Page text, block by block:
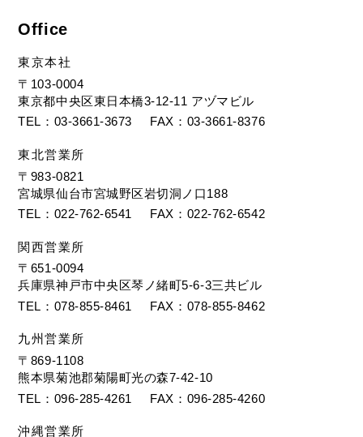
Office
東京本社
〒103-0004
東京都中央区東日本橋3-12-11 アヅマビル
TEL
03-3661-3673 FAX 03-3661-8376
東北営業所
〒983-0821
宮城県仙台市宮城野区岩切洞ノ口188
TEL
022-762-6541 FAX 022-762-6542
関西営業所
〒651-0094
兵庫県神戸市中央区琴ノ緒町5-6-3三共ビル
TEL
078-855-8461 FAX 078-855-8462
九州営業所
〒869-1108
熊本県菊池郡菊陽町光の森7-42-10
TEL
096-285-4261 FAX 096-285-4260
沖縄営業所